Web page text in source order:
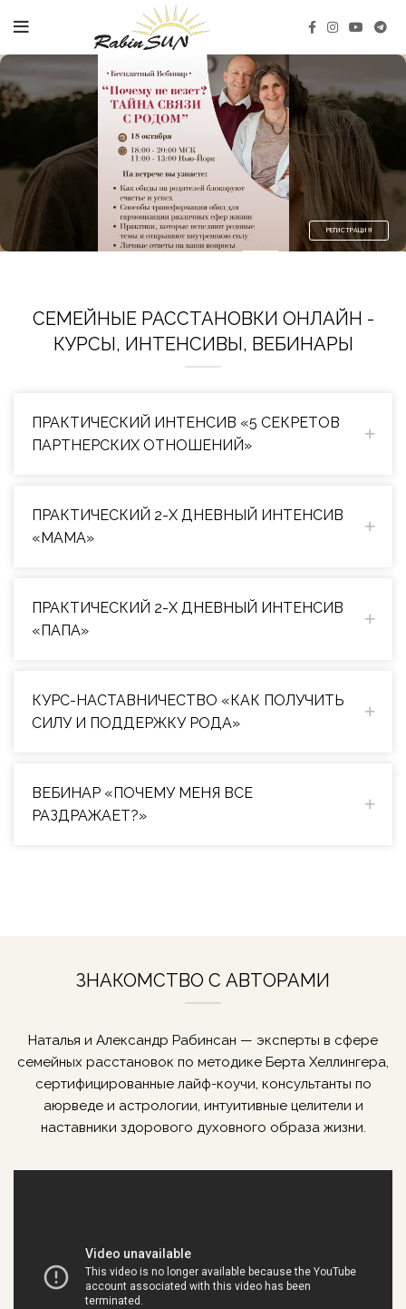
РЕГИСТРАЦИЯ
СЕМЕЙНЫЕ РАССТАНОВКИ ОНЛАЙН -
КУРСЫ, ИНТЕНСИВЫ, ВЕБИНАРЫ
ПРАКТИЧЕСКИЙ ИНТЕНСИВ «5 СЕКРЕТОВ
ПАРТНЕРСКИХ ОТНОШЕНИЙ»
ПРАКТИЧЕСКИЙ 2-Х ДНЕВНЫЙ ИНТЕНСИВ
«МАМА»
ПРАКТИЧЕСКИЙ 2-Х ДНЕВНЫЙ ИНТЕНСИВ
«ПАПА»
КУРС-НАСТАВНИЧЕСТВО «КАК ПОЛУЧИТЬ
СИЛУ И ПОДДЕРЖКУ РОДА»
ВЕБИНАР «ПОЧЕМУ МЕНЯ ВСЕ
РАЗДРАЖАЕТ?»
ЗНАКОМСТВО С АВТОРАМИ
Наталья и Александр Рабинсан — эксперты в сфере
семейных расстановок по методике Берта Хеллингера,
сертифицированные лайф-коучи, консультанты по
аюрведе и астрологии, интуитивные целители и
наставники здорового духовного образа жизни.